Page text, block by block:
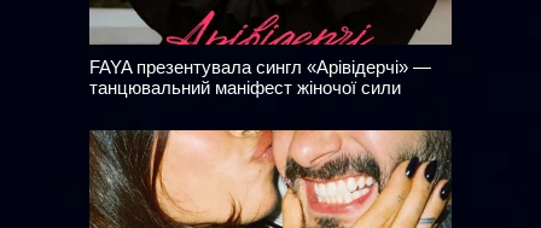
FAYA презентувала сингл «Арівідерчі» —
танцювальний маніфест жіночої сили